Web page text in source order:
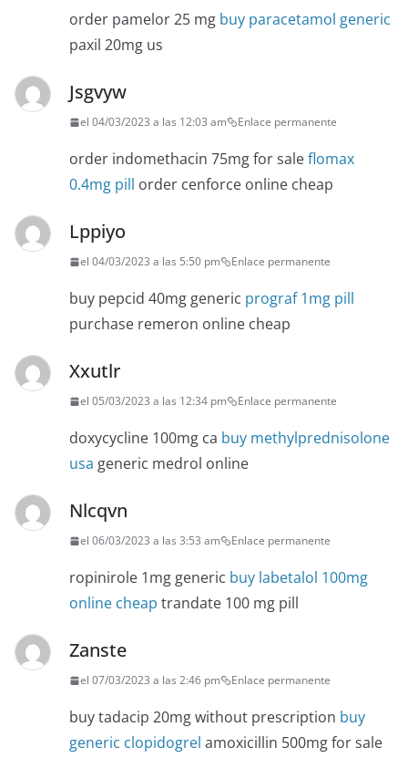
order pamelor 25 mg buy paracetamol generic
paxil 20mg us
Jsgvyw
el 04/03/2023 a las 12:03 am Enlace permanente
order indomethacin 75mg for saleflomax
0.4mg pill order cenforce online cheap
Lppiyo
el 04/03/2023 a las 5:50 pm Enlace permanente
buy pepcid 40mg generic prograf 1mg pill
purchase remeron online cheap
Xxutlr
el 05/03/2023 a las 12:34 pm Enlace permanente
doxycycline 100mg ca buy methylprednisolone
usa generic medrol online
Nlcqvn
el 06/03/2023 a las 3:53 am Enlace permanente
ropinirole 1mg generic buy labetalol 100mg
online cheap trandate 100 mg pill
Zanste
el 07/03/2023 a las 2:46 pm Enlace permanente
buy tadacip 20mg without prescription buy
generic clopidogrel amoxicillin 500mg for sale